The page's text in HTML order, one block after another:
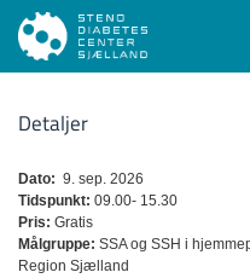
Detaljer
Dato: 9. sep. 2026
Tidspunkt: 09.00- 15.30
Pris: Gratis
Målgruppe: SSA og SSH i
Region Sjælland